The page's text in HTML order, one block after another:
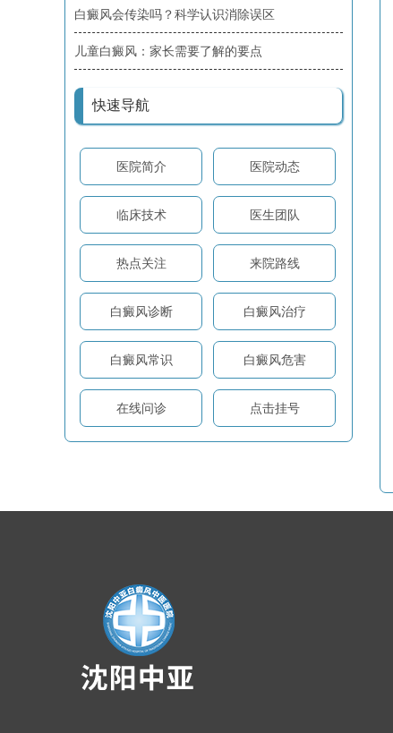
白癜风会传染吗？科学认识消除误区
儿童白癜风：家长需要了解的要点
快速导航
医院简介 医院动态
临床技术 医生团队
热点关注 来院路线
白癜风诊断 白癜风治疗
白癜风常识 白癜风危害
在线问诊 点击挂号